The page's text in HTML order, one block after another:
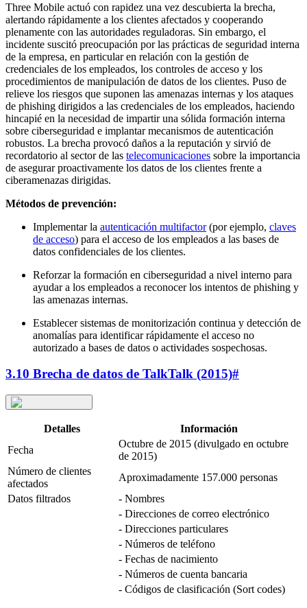
Three Mobile actuó con rapidez una vez descubierta la brecha,
alertando rápidamente a los clientes afectados y cooperando
plenamente con las autoridades reguladoras. Sin embargo, el
incidente suscitó preocupación por las prácticas de seguridad interna
de la empresa, en particular en relación con la gestión de
credenciales de los empleados, los controles de acceso y los
procedimientos de manipulación de datos de los clientes. Puso de
relieve los riesgos que suponen las amenazas internas y los ataques
de phishing dirigidos a las credenciales de los empleados, haciendo
hincapié en la necesidad de impartir una sólida formación interna
sobre ciberseguridad e implantar mecanismos de autenticación
robustos. La brecha provocó daños a la reputación y sirvió de
recordatorio al sector de las telecomunicaciones sobre la importancia
de asegurar proactivamente los datos de los clientes frente a
ciberamenazas dirigidas.
Métodos de prevención:
Implementar la autenticación multifactor(por ejemplo, claves
de acceso) para el acceso de los empleados a las bases de
datos confidenciales de los clientes.
Reforzar la formación en ciberseguridad a nivel interno para
ayudar a los empleados a reconocer los intentos de phishing y
las amenazas internas.
Establecer sistemas de monitorización continua y detección de
anomalías para identificar rápidamente el acceso no
autorizado a bases de datos o actividades sospechosas.
3.10 Brecha de datos de TalkTalk (2015)#
Detalles
Información
Fecha
Octubre de 2015 (divulgado en octubre
de 2015)
Número de clientes
afectados
Aproximadamente 157.000 personas
Datos filtrados
- Nombres
- Direcciones de correo electrónico
- Direcciones particulares
- Números de teléfono
- Fechas de nacimiento
- Números de cuenta bancaria
- Códigos de clasificación (Sort codes)